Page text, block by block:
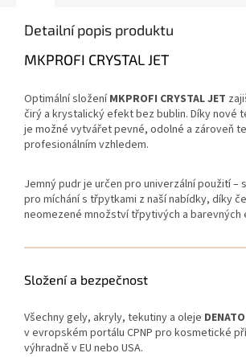
Detailní popis produktu
MKPROFI CRYSTAL JET
Optimální složeníMKPROFI CRYSTAL JET
čirý a krystalický efekt bez bublin. Díky nové
je možné vytvářet pevné, odolné a zároveň
profesionálním vzhledem.
Jemný pudr je určen pro univerzální použití –
pro míchání s třpytkami z naší nabídky, díky
neomezené množství třpytivých a barevných
Složení a bezpečnost
Všechny gely, akryly, tekutiny a oleje DENATO
v evropském portálu CPNP pro kosmetické
výhradně v EU nebo USA.